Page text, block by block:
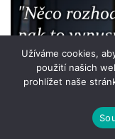
Užíváme cookies,
použití našich
prohlížet naše